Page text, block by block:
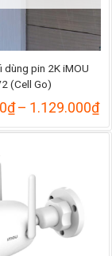
dùng pin 2K iMOU
(Cell Go)
₫– 1.129.000₫
từ